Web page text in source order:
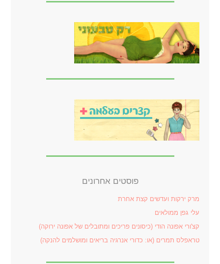
פוסטים אחרונים
מרק ירקות ועדשים קצת אחרת
עלי גפן ממולאים
קצ'ורי אפונה הודי (כיסונים פריכים ומתובלים של אפונה ירוקה)
טראפלס תמרים (או: כדורי אנרגיה בריאים ומושלמים להנקה)